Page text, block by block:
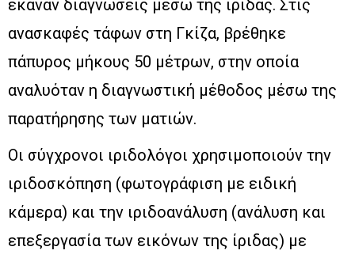
έκαναν διαγνώσεις μέσω της ίριδας. Στις
ανασκαφές τάφων στη Γκίζα, βρέθηκε
πάπυρος μήκους 50 μέτρων, στην οποία
αναλυόταν η διαγνωστική μέθοδος μέσω της
παρατήρησης των ματιών.
Οι σύγχρονοι ιριδολόγοι χρησιμοποιούν την
ιριδοσκόπηση (φωτογράφιση με ειδική
κάμερα) και την ιριδοανάλυση (ανάλυση και
επεξεργασία των εικόνων της ίριδας) με